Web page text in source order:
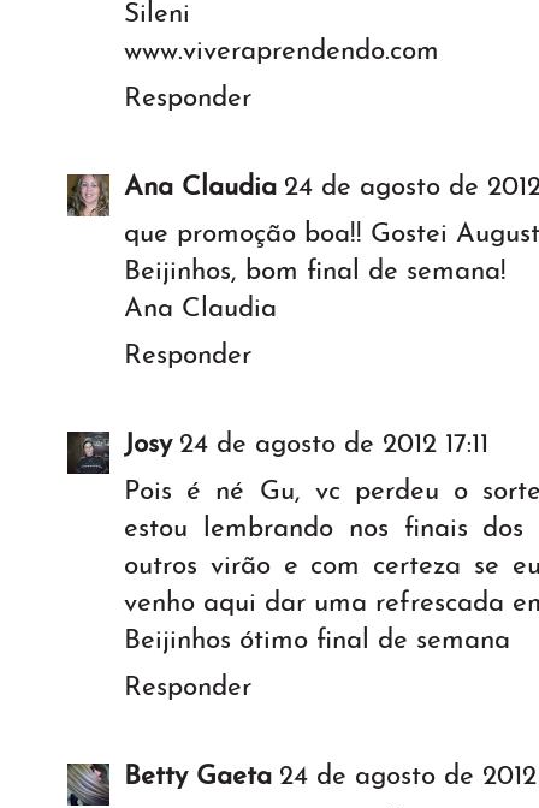
Sileni
www.viveraprendendo.com
Responder
Ana Claudia 24 de agosto de
que promoção boa!! Gostei
Beijinhos, bom final de semana!
Ana Claudia
Responder
Josy 24 de agosto de 2012 17:11
Pois é né Gu, vc perdeu o
estou lembrando nos finais dos
outros virão e com certeza se
venho aqui dar uma refrescada
Beijinhos ótimo final de semana
Responder
Betty Gaeta 24 de agosto de 2012